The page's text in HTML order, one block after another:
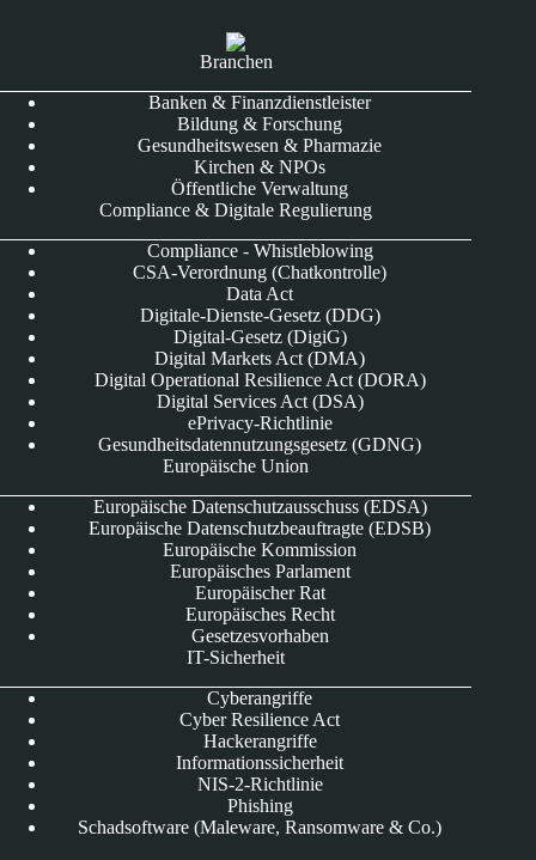
Branchen
Banken & Finanzdienstleister
Bildung & Forschung
Gesundheitswesen & Pharmazie
Kirchen & NPOs
Öffentliche Verwaltung
Compliance & Digitale Regulierung
Compliance - Whistleblowing
CSA-Verordnung (Chatkontrolle)
Data Act
Digitale-Dienste-Gesetz (DDG)
Digital-Gesetz (DigiG)
Digital Markets Act (DMA)
Digital Operational Resilience Act (DORA)
Digital Services Act (DSA)
ePrivacy-Richtlinie
Gesundheitsdatennutzungsgesetz (GDNG)
Europäische Union
Europäische Datenschutzausschuss (EDSA)
Europäische Datenschutzbeauftragte (EDSB)
Europäische Kommission
Europäisches Parlament
Europäischer Rat
Europäisches Recht
Gesetzesvorhaben
IT-Sicherheit
Cyberangriffe
Cyber Resilience Act
Hackerangriffe
Informationssicherheit
NIS-2-Richtlinie
Phishing
Schadsoftware (Maleware, Ransomware & Co.)